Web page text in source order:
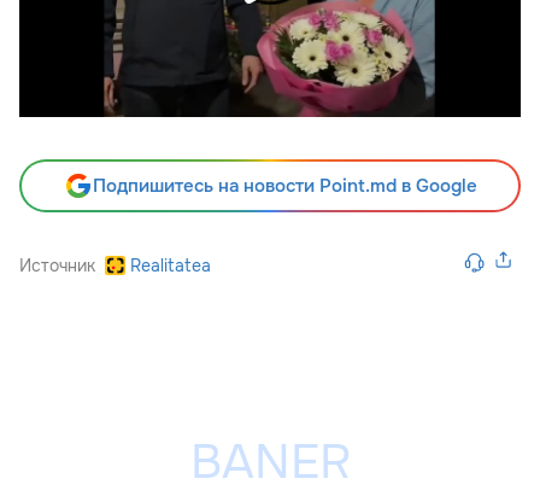
Подпишитесь на новости Point.md в Google
Источник Realitatea